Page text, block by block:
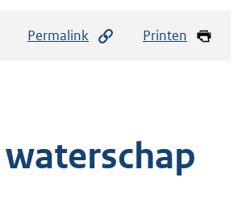
Permalink Printen